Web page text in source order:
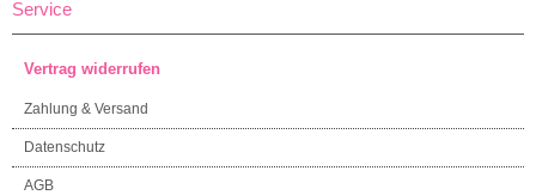
Service
Vertrag widerrufen
Zahlung & Versand
Datenschutz
AGB